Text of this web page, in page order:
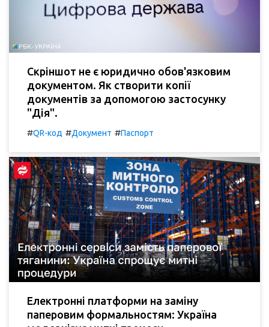
Скріншот не є юридично обов'язковим
документом. Як створити копії
документів за допомогою застосунку
"Дія".
#QR-код #Документ #Паспорт
Електронні платформи на заміну
паперовим формальностям: Україна